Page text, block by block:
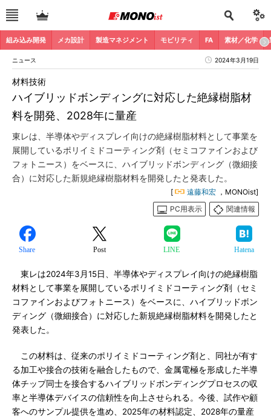
組み込み開発 メカ設計 製造マネジメント モビリティ FA 素材／化学
ニュース 2024年3月19日
ハイブリッドボンディングに対応した絶縁樹脂材
料を開発、2028年に量産
材料技術
東レは、半導体やディスプレイ向けの絶縁樹脂材料として事業を
展開しているポリイミドコーティング剤（セミコファインおよび
フォトニース）をベースに、ハイブリッドボンディング（微細接
合）に対応した新規絶縁樹脂材料を開発したと発表した。
[ 遠藤和宏 ，MONOist]
PC用表示
関連情報
Share Post LINE Hatena
東レは2024年3月15日、半導体やディスプレイ向けの絶縁樹脂
材料として事業を展開しているポリイミドコーティング剤（セミ
コファインおよびフォトニース）をベースに、ハイブリッドボン
ディング（微細接合）に対応した新規絶縁樹脂材料を開発したと
発表した。
この材料は、従来のポリイミドコーティング剤と、同社が有す
る加工や接合の技術を融合したもので、金属電極を形成した半導
体チップ同士を接合するハイブリッドボンディングプロセスの収
率と半導体デバイスの信頼性を向上させられる。今後、試作や顧
客へのサンプル提供を進め、2025年の材料認定、2028年の量産